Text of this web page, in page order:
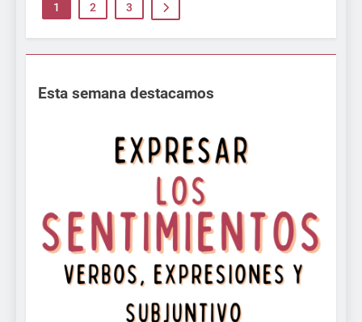
1 2 3
Esta semana destacamos